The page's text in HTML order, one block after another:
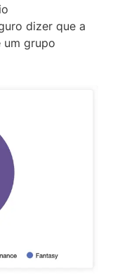
dizer que a
um grupo